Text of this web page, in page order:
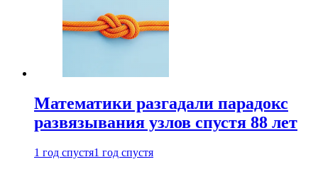
Математики разгадали парадокс
развязывания узлов спустя 88 лет
1 год спустя1 год спустя